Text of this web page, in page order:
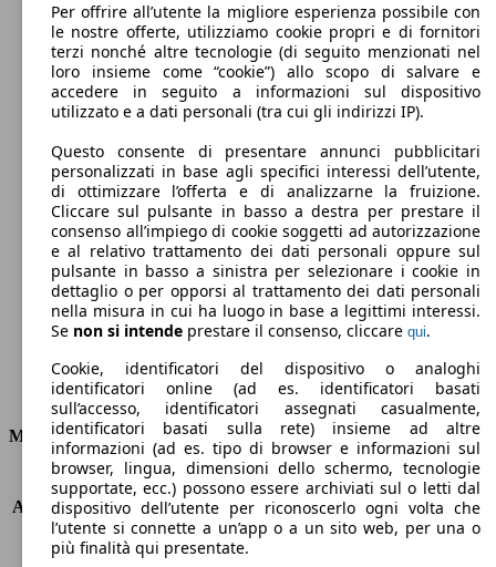
Diesel
Carburante
103 g/km
Emissioni di CO2 (combinato)*
Consumi
Motore e Prestazioni
KW (PS)
88 kW (120 PS)
Accelerazione (0-100 km/h)
10.5s
Velocità massima (km/h)
195 km/h
Numero di marce
6
Per offrire all’utente la migliore esperienza possibile con
le nostre offerte, utilizziamo cookie propri e di fornitori
terzi nonché altre tecnologie (di seguito menzionati nel
loro insieme come “cookie”) allo scopo di salvare e
accedere in seguito a informazioni sul dispositivo
utilizzato e a dati personali (tra cui gli indirizzi IP).
Questo consente di presentare annunci pubblicitari
personalizzati in base agli specifici interessi dell’utente,
di ottimizzare l’offerta e di analizzarne la fruizione.
Cliccare sul pulsante in basso a destra per prestare il
consenso all’impiego di cookie soggetti ad autorizzazione
e al relativo trattamento dei dati personali oppure sul
pulsante in basso a sinistra per selezionare i cookie in
dettaglio o per opporsi al trattamento dei dati personali
nella misura in cui ha luogo in base a legittimi interessi.
Se non si intende prestare il consenso, cliccare qui.
Cookie, identificatori del dispositivo o analoghi
identificatori online (ad es. identificatori basati
sull’accesso, identificatori assegnati casualmente,
identificatori basati sulla rete) insieme ad altre
informazioni (ad es. tipo di browser e informazioni sul
browser, lingua, dimensioni dello schermo, tecnologie
supportate, ecc.) possono essere archiviati sul o letti dal
dispositivo dell’utente per riconoscerlo ogni volta che
l’utente si connette a un’app o a un sito web, per una o
più finalità qui presentate.